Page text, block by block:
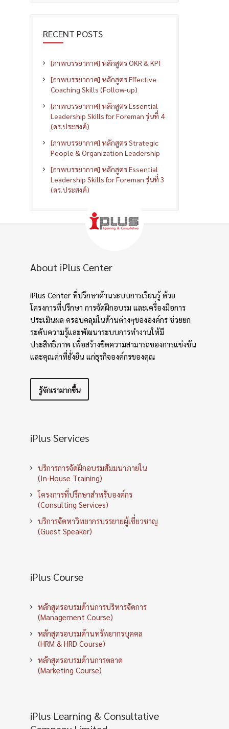
RECENT POSTS
[ภาพบรรยากาศ] หลักสูตร OKR & KPI
[ภาพบรรยากาศ] หลักสูตร Effective
Coaching Skills (Follow-up)
[ภาพบรรยากาศ] หลักสูตร Essential
Leadership Skills for Foreman รุ่นที่ 4
(ดร.ประสงค์)
[ภาพบรรยากาศ] หลักสูตร Strategic
People & Organization Leadership
[ภาพบรรยากาศ] หลักสูตร Essential
Leadership Skills for Foreman รุ่นที่ 3
(ดร.ประสงค์)
About iPlus Center
iPlus Center ที่ปรึกษาด้านระบบการเรียนรู้ ด้วย
โครงการที่ปรึกษา การจัดฝึกอบรม และเครื่องมือการ
ประเมินผล ครอบคลุมในด้านต่างๆขององค์กร ช่วยยก
ระดับความรู้และพัฒนาระบบการทำงานให้มี
ประสิทธิภาพ เพื่อสร้างขีดความสามารถของการแข่งขัน
และคุณค่าที่ยั่งยืน แก่ธุรกิจองค์กรของคุณ
รู้จักเรามากขึ้น
iPlus Services
บริการการจัดฝึกอบรมสัมมนาภายใน
(In-House Training)
โครงการที่ปรึกษาสำหรับองค์กร
(Consulting Services)
บริการจัดหาวิทยากรบรรยายผู้เชี่ยวชาญ
(Guest Speaker)
iPlus Course
หลักสูตรอบรมด้านการบริหารจัดการ
(Management Course)
หลักสูตรอบรมด้านทรัพยากรบุคคล
(HRM & HRD Course)
หลักสูตรอบรมด้านการตลาด
(Marketing Course)
iPlus Learning & Consultative